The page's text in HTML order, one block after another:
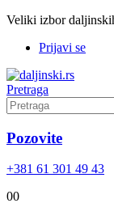
Veliki izbor
Prijavi se
Pretraga
Pozovite
+381 61 301 49 43
00